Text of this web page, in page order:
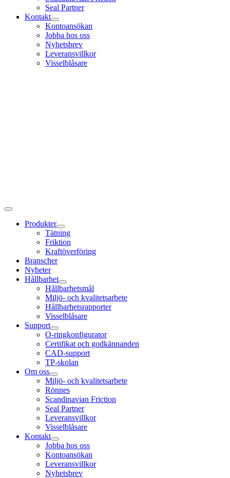
Seal Partner
Kontakt
Kontoansökan
Jobba hos oss
Nyhetsbrev
Leveransvillkor
Visselblåsare
Produkter
Tätning
Friktion
Kraftöverföring
Branscher
Nyheter
Hållbarhet
Hållbarhetsmål
Miljö- och kvalitetsarbete
Hållbarhetsrapporter
Visselblåsare
Support
O-ringkonfigurator
Certifikat och godkännanden
CAD-support
TP-skolan
Om oss
Miljö- och kvalitetsarbete
Rönnes
Scandinavian Friction
Seal Partner
Leveransvillkor
Visselblåsare
Kontakt
Jobba hos oss
Kontoansökan
Leveransvillkor
Nyhetsbrev